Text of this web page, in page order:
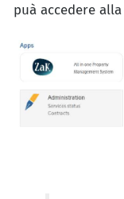
puà accedere